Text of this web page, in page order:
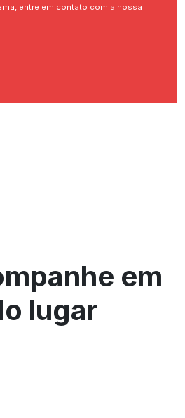
entre em contato com a nossa
em
lugar